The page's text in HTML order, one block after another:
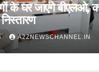
के घर जाएंगे बीएलओ,
A2ZNEWSCHANNEL.IN